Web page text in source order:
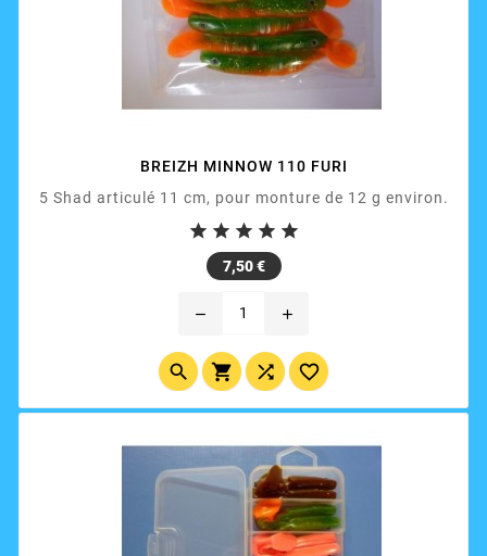
BREIZH MINNOW 110 FURI
5 Shad articulé 11 cm, pour monture de 12 g environ.
    
7,50 € Prix
remove add
   